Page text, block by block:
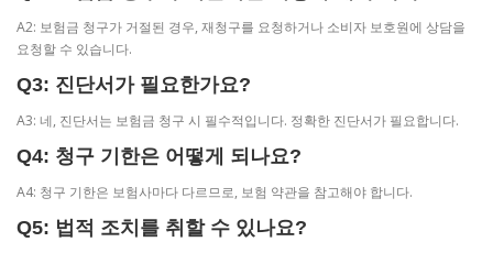
A2: 보험금 청구가 거절된 경우, 재청구를 요청하거나 소비자 보호원에 상담을
요청할 수 있습니다.
Q3: 진단서가 필요한가요?
A3: 네, 진단서는 보험금 청구 시 필수적입니다. 정확한 진단서가 필요합니다.
Q4: 청구 기한은 어떻게 되나요?
A4: 청구 기한은 보험사마다 다르므로, 보험 약관을 참고해야 합니다.
Q5: 법적 조치를 취할 수 있나요?